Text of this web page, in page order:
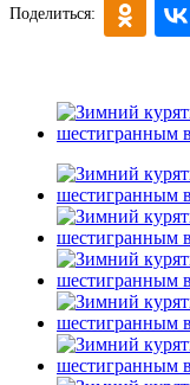
Поделиться: